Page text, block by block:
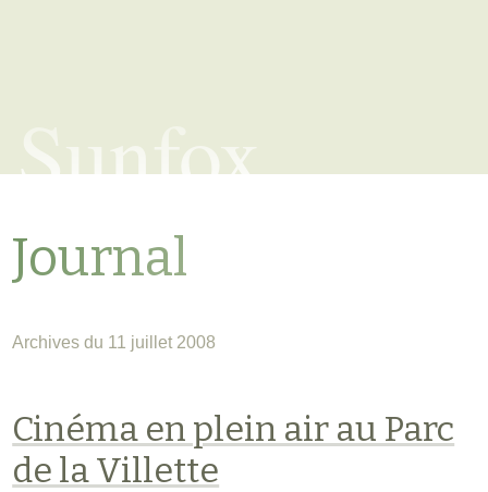
Sunfox
Journal
Archives du 11 juillet 2008
Cinéma en plein air au Parc
de la Villette